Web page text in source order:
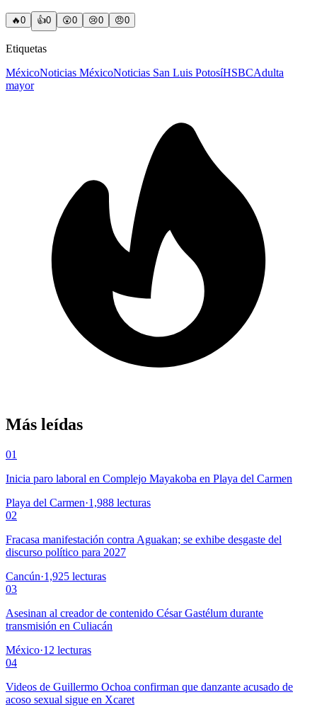
🔥0 👍0 😲0 😢0 😠0
Etiquetas
MéxicoNoticias MéxicoNoticias San Luis PotosíHSBCAdulta
mayor
Más leídas
01
Inicia paro laboral en Complejo Mayakoba en Playa del Carmen
Playa del Carmen·1,988 lecturas
02
Fracasa manifestación contra Aguakan; se exhibe desgaste del
discurso político para 2027
Cancún·1,925 lecturas
03
Asesinan al creador de contenido César Gastélum durante
transmisión en Culiacán
México·12 lecturas
04
Videos de Guillermo Ochoa confirman que danzante acusado de
acoso sexual sigue en Xcaret